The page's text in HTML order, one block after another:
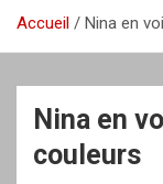
Accueil Nina en
Nina en
couleurs